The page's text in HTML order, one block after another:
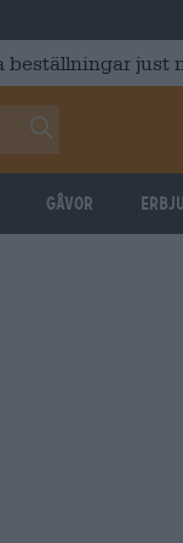
just
Gåvor